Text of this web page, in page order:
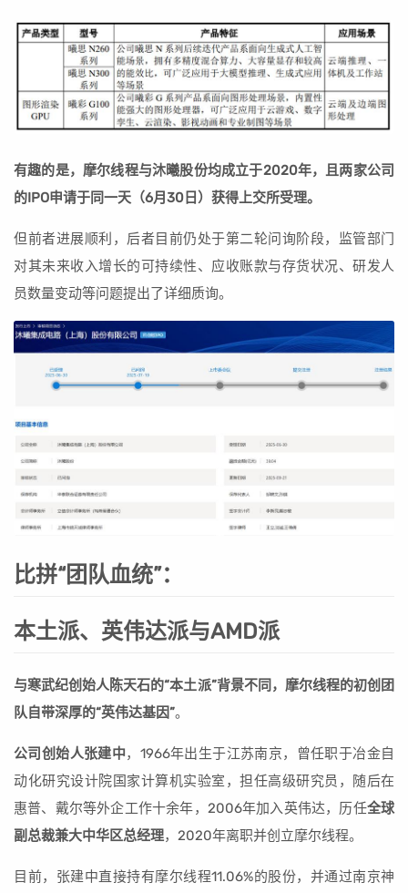
有趣的是，摩尔线程与沐曦股份均成立于2020年，且两家公司
的IPO申请于同一天（6月30日）获得上交所受理。
但前者进展顺利，后者目前仍处于第二轮问询阶段，监管部门
对其未来收入增长的可持续性、应收账款与存货状况、研发人
员数量变动等问题提出了详细质询。
比拼“团队血统”：
本土派、英伟达派与AMD派
与寒武纪创始人陈天石的“本土派”背景不同，摩尔线程的初创团
队自带深厚的“英伟达基因”。
公司创始人张建中，1966年出生于江苏南京，曾任职于冶金自
动化研究设计院国家计算机实验室，担任高级研究员，随后在
惠普、戴尔等外企工作十余年，2006年加入英伟达，历任全球
副总裁兼大中华区总经理，2020年离职并创立摩尔线程。
目前，张建中直接持有摩尔线程11.06%的股份，并通过南京神